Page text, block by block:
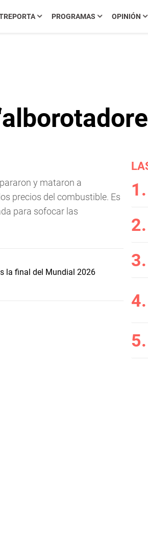
PROGRAMAS OPINIÓN
y mataron a
precios del combustible. Es
para sofocar las
la final del Mundial 2026